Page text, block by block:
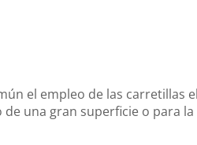
el empleo de las carretillas
una gran superficie o para la